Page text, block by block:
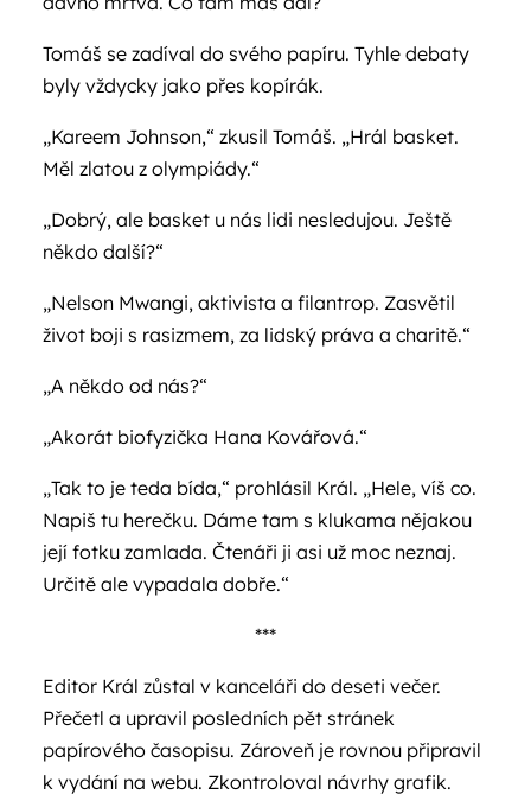
Tomáš se zadíval do svého papíru. Tyhle debaty
byly vždycky jako přes kopírák.
„Kareem Johnson,“ zkusil Tomáš. „Hrál basket.
Měl zlatou z olympiády.“
„Dobrý, ale basket u nás lidi nesledujou. Ještě
někdo další?“
„Nelson Mwangi, aktivista a filantrop. Zasvětil
život boji s rasizmem, za lidský práva a charitě.“
„A někdo od nás?“
„Akorát biofyzička Hana Kovářová.“
„Tak to je teda bída,“ prohlásil Král. „Hele, víš co.
Napiš tu herečku. Dáme tam s klukama nějakou
její fotku zamlada. Čtenáři ji asi už moc neznaj.
Určitě ale vypadala dobře.“
***
Editor Král zůstal v kanceláři do deseti večer.
Přečetl a upravil posledních pět stránek
papírového časopisu. Zároveň je rovnou připravil
k vydání na webu. Zkontroloval návrhy grafik.